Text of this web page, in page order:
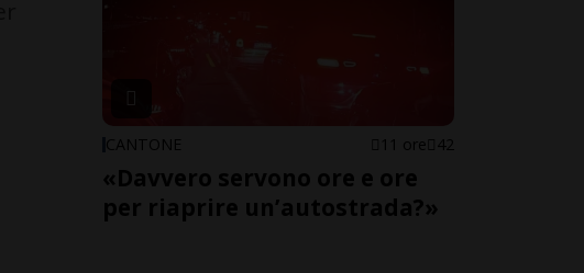
CANTONE 11 ore 42
«Davvero servono ore e ore
per riaprire un’autostrada?»